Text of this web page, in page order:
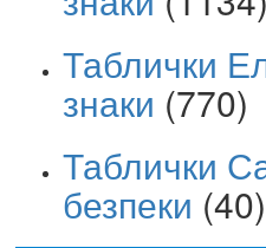
Таблички
знаки (770)
Таблички
безпеки (40)